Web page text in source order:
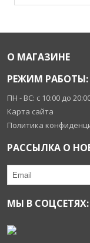
О МАГАЗИНЕ
РЕЖИМ РАБОТЫ:
ПН - ВС: с 10:00 до
Карта сайта
Политика
РАССЫЛКА О
МЫ В СОЦСЕТЯХ: